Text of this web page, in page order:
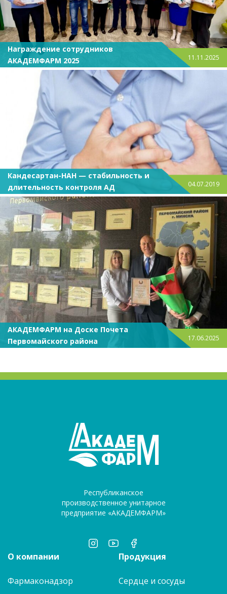
Награждение сотрудников
АКАДЕМФАРМ 2025
11.11.2025
Кандесартан-НАН — стабильность и
длительность контроля АД
04.07.2019
АКАДЕМФАРМ на Доске Почета
Первомайского района
17.06.2025
Республиканское
производственное унитарное
предприятие «АКАДЕМФАРМ»
О компании
Фармаконадзор
Продукция
Сердце и сосуды